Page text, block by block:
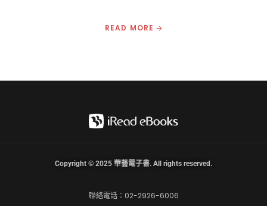
READ MORE
聯絡電話：02-2926-6006
Copyright © 2025 華藝電子書. All rights reserved.